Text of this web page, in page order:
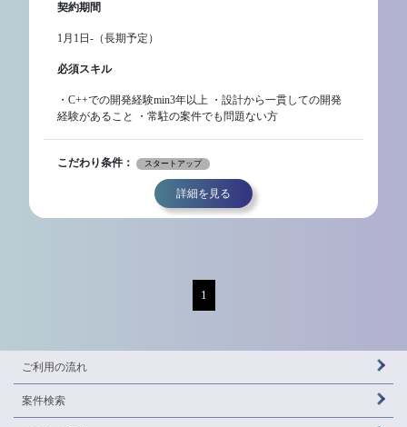
契約期間
1月1日-（長期予定）
必須スキル
・C++での開発経験min3年以上 ・設計から一貫しての開発
経験があること ・常駐の案件でも問題ない方
こだわり条件： スタートアップ
詳細を見る
1
ご利用の流れ
案件検索